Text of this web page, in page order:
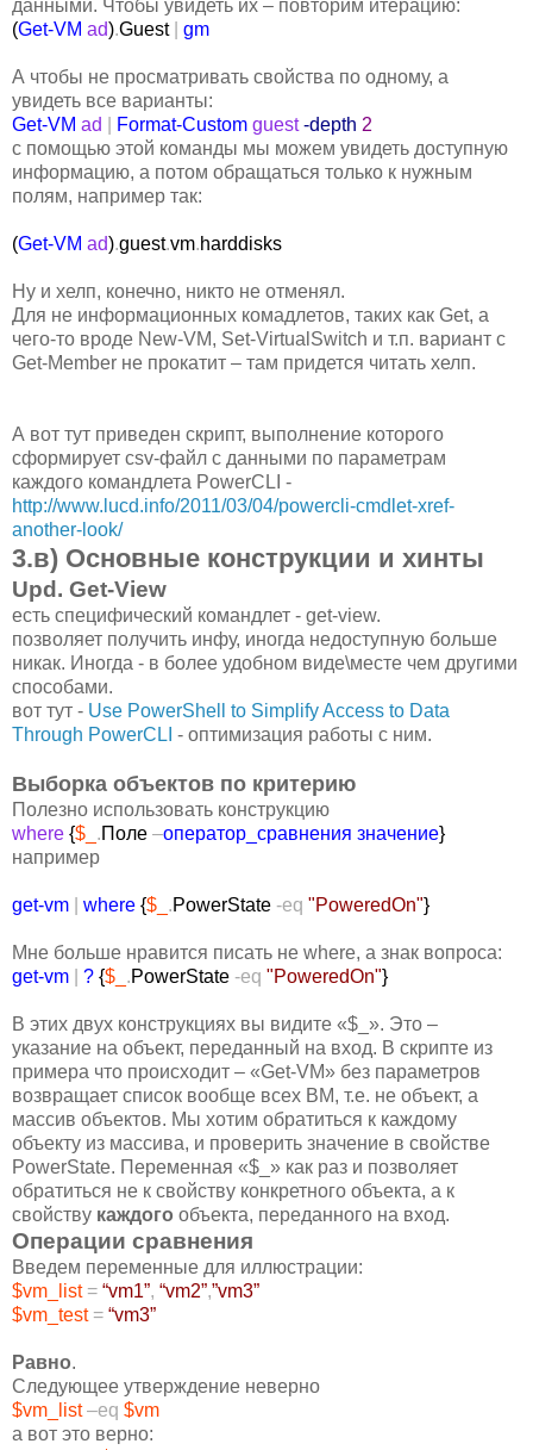
данными. Чтобы увидеть их – повторим итерацию:
(Get-VM ad).Guest gm
А чтобы не просматривать свойства по одному, а
увидеть все варианты:
Get-VM ad Format-Custom guest -depth 2
с помощью этой команды мы можем увидеть доступную
информацию, а потом обращаться только к нужным
полям, например так:
(Get-VM ad).guest.vm.harddisks
Ну и хелп, конечно, никто не отменял.
Для не информационных комадлетов, таких как Get, а
чего-то вроде New-VM, Set-VirtualSwitch и т.п. вариант с
Get-Member не прокатит – там придется читать хелп.
А вот тут приведен скрипт, выполнение которого
сформирует csv-файл с данными по параметрам
каждого командлета PowerCLI -
http://www.lucd.info/2011/03/04/powercli-cmdlet-xref-
another-look/
3.в) Основные конструкции и хинты
Upd. Get-View
есть специфический командлет - get-view.
позволяет получить инфу, иногда недоступную больше
никак. Иногда - в более удобном виде\месте чем другими
способами.
вот тут - Use PowerShell to Simplify Access to Data
Through PowerCLI - оптимизация работы с ним.
Выборка объектов по критерию
Полезно использовать конструкцию
where {$_ .Поле –оператор_сравнения значение}
например
get-vm where {$_ .PowerState -eq "PoweredOn"}
Мне больше нравится писать не where, а знак вопроса:
get-vm
? {$_ .PowerState -eq "PoweredOn"}
В этих двух конструкциях вы видите «$_». Это –
указание на объект, переданный на вход. В скрипте из
примера что происходит – «Get-VM» без параметров
возвращает список вообще всех ВМ, т.е. не объект, а
массив объектов. Мы хотим обратиться к каждому
объекту из массива, и проверить значение в свойстве
PowerState. Переменная «$_» как раз и позволяет
обратиться не к свойству конкретного объекта, а к
свойству каждого объекта, переданного на вход.
Операции сравнения
Введем переменные для иллюстрации:
$vm_list = “vm1”, “vm2”,”vm3”
$vm_test = “vm3”
Равно.
Следующее утверждение неверно
$vm_list –eq $vm
а вот это верно: